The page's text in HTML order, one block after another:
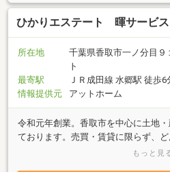
ひかりエステート 暉サービス
所在地
千葉県香取市一ノ分目
ト
最寄駅
ＪＲ成田線 水郷駅 徒歩6
情報提供元
アットホーム
令和元年創業。香取市を中心に土地
ております。売買・賃貸に限らず、
んので、ご相談ください。お客様の
もっと見